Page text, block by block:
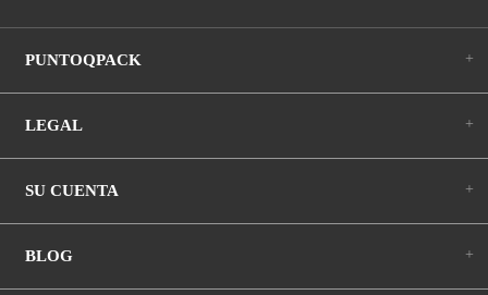
PUNTOQPACK +
LEGAL +
SU CUENTA +
BLOG +